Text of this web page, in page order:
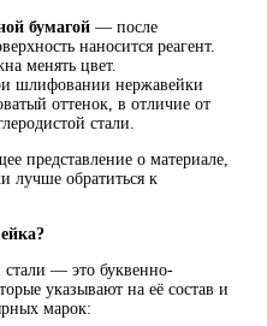
бумагой — после
наносится реагент.
менять цвет.
шлифовании нержавейки
оттенок, в отличие от
стали.
представление о материале,
лучше обратиться к
— это буквенно-
указывают на её состав и
марок: